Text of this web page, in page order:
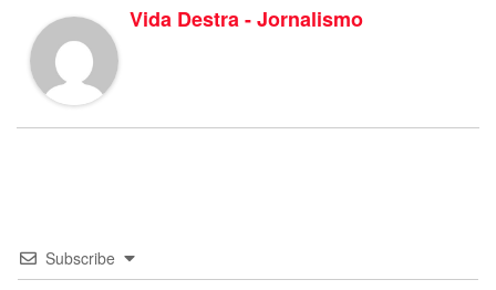
Vida Destra - Jornalismo
Subscribe